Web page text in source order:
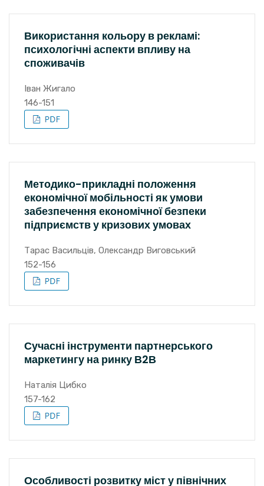
Використання кольору в рекламі:
психологічні аспекти впливу на
споживачів
Іван Жигало
146-151
Методико-прикладні положення
економічної мобільності як умови
забезпечення економічної безпеки
підприємств у кризових умовах
Тарас Васильців, Олександр Виговський
152-156
Сучасні інструменти партнерського
маркетингу на ринку В2В
Наталія Цибко
157-162
Особливості розвитку міст у північних